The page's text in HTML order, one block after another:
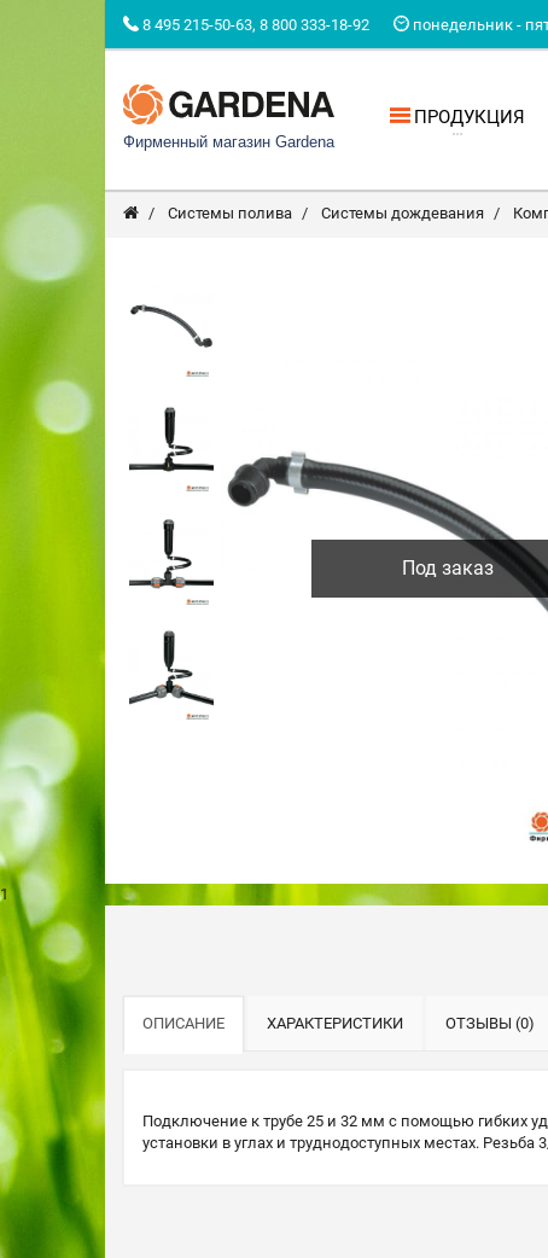
8 495 215-50-63, 8 800 333-18-92 понедельник -
Фирменный магазин Gardena
ПРОДУКЦИЯ
Системы полива Системы дождевания
Под заказ
1
ОПИСАНИЕ ХАРАКТЕРИСТИКИ ОТЗЫВЫ (0)
Подключение к трубе 25 и 32 мм с помощью гибких
установки в углах и труднодоступных местах. Резьба